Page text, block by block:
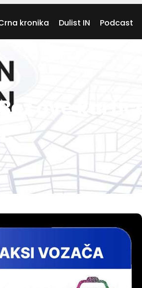
kronika Dulist IN Podcast
Bez ove